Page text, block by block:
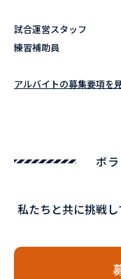
試合運営スタッフ
練習補助員
アルバイトの募集要項を
ボ
私たちと共に挑戦